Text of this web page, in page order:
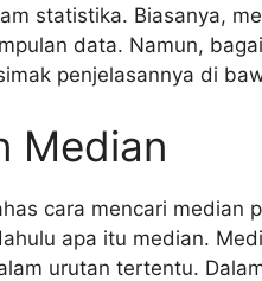
statistika. Biasanya,
data. Namun,
penjelasannya di
Median
cara mencari median
apa itu median.
urutan tertentu.